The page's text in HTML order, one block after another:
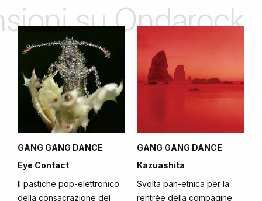
su Ondarock
GANG GANG DANCE
Eye Contact
Il pastiche pop-elettronico
della consacrazione del
GANG GANG DANCE
Kazuashita
Svolta pan-etnica per la
rentrée della compagine